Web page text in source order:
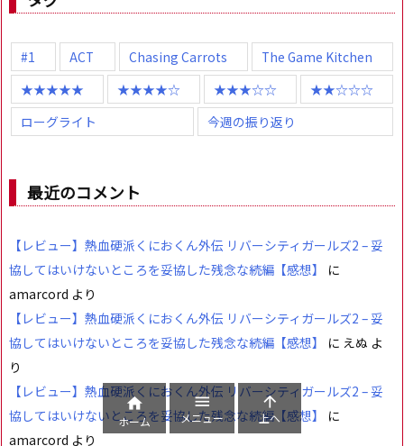
#1 ACT Chasing Carrots
The Game Kitchen
★★★★★
★★★★☆ ★★★☆☆
★★☆☆☆
ローグライト
今週の振り返り
最近のコメント
【レビュー】熱血硬派くにおくん外伝 リバーシティガールズ2 – 妥
協してはいけないところを妥協した残念な続編【感想】
に
amarcord より
【レビュー】熱血硬派くにおくん外伝 リバーシティガールズ2 – 妥
協してはいけないところを妥協した残念な続編【感想】
に えぬ よ
り
【レビュー】熱血硬派くにおくん外伝 リバーシティガールズ2 – 妥
協してはいけないところを妥協した残念な続編【感想】
に
amarcord より

ホーム

メニュー

上へ